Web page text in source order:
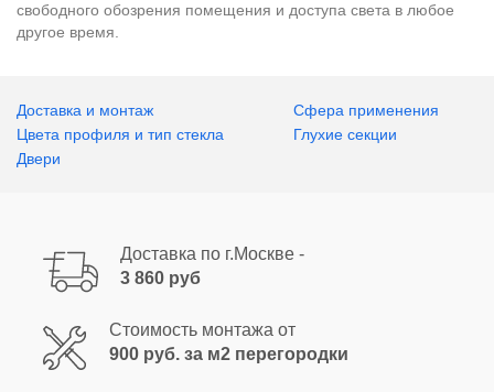
свободного обозрения помещения и доступа света в любое
другое время.
Доставка и монтаж
Сфера применения
Цвета профиля и тип стекла
Глухие секции
Двери
Доставка по г.Москве -
3 860 руб
Стоимость монтажа от
900 руб. за м2 перегородки